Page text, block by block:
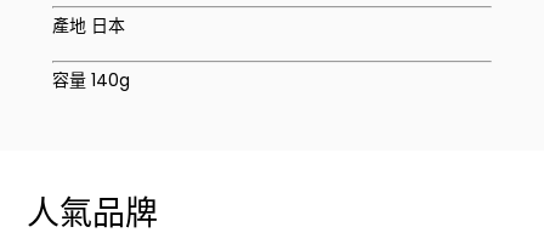
產地 日本
容量 140g
人氣品牌